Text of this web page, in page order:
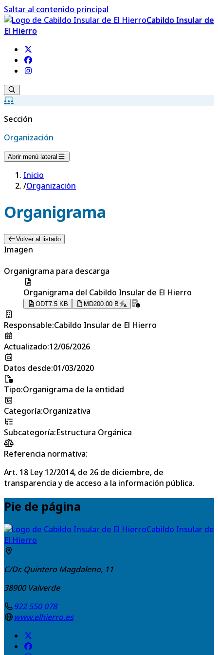
Saltar al contenido principal
Cabildo Insular de
El Hierro
Sección
Organización
Abrir menú lateral
Inicio
/Organización
Organigrama
Volver al listado
Imagen
Organigrama para descarga
Organigrama del Cabildo Insular de El Hierro
ODT7.5 KB MD200.00 B
Responsable:Cabildo Insular de El Hierro
Actualizado:12/06/2026
Datos desde:01/03/2020
Tipo:Organigrama de la entidad
Categoría:Organizativa
Subcategoría:Estructura Orgánica
Referencia normativa:
Art. 18 Ley 12/2014, de 26 de diciembre, de
transparencia y de acceso a la información pública.
Pie de página
Cabildo Insular de
El Hierro
C/Dr. Quintero Magdaleno, 11
38900 Valverde
922 550 078
www.elhierro.es